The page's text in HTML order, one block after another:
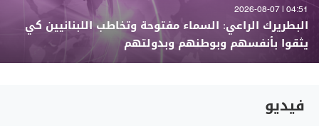
04:51 | 2026-08-07
البطريرك الراعي: السماء مفتوحة وتخاطب اللبنانيين كي
يثقوا بأنفسهم وبوطنهم وبدولتهم
فيديو